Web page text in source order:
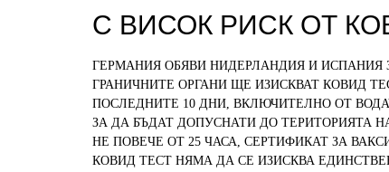
С ВИСОК РИСК ОТ
ГЕРМАНИЯ ОБЯВИ НИДЕРЛАНДИЯ И ИСПАНИЯ
ГРАНИЧНИТЕ ОРГАНИ ЩЕ ИЗИСКВАТ КОВИД
ПОСЛЕДНИТЕ 10 ДНИ, ВКЛЮЧИТЕЛНО ОТ
ЗА ДА БЪДАТ ДОПУСНАТИ ДО ТЕРИТОРИЯТА
НЕ ПОВЕЧЕ ОТ 25 ЧАСА, СЕРТИФИКАТ ЗА
КОВИД ТЕСТ НЯМА ДА СЕ ИЗИСКВА